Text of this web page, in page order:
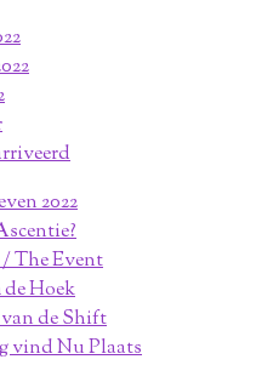
2022
The Event
Hoek
van de Shift
vind Nu Plaats